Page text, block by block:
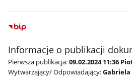
Informacje o publikacji
Pierwsza publikacja:09.02.2024 11:36
Wytwarzający/ Odpowiadający:Gabriela